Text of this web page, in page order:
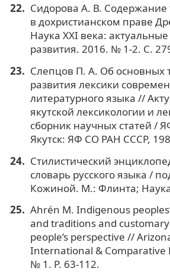
Сидорова А. В. Содержание
в дохристианском праве
Наука XXI века:
развития. 2016. № 1-2. С.
Слепцов П. А. Об основных
развития лексики
литературного языка //
якутской лексикологии и
сборник научных статей /
Якутск: ЯФ СО РАН СССР,
Стилистический
словарь русского языка /
Кожиной. М.: Флинта;
Ahrén M. Indigenous
and traditions and
people’s perspective //
International & Comparative
№ 1. P. 63-112.